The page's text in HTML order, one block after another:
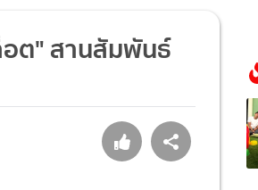
อต" สานสัมพันธ์